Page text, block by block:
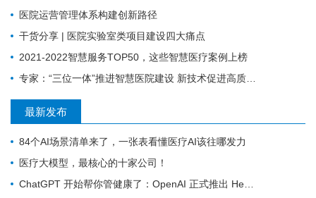
医院运营管理体系构建创新路径
干货分享 | 医院实验室类项目建设四大痛点
2021-2022智慧服务TOP50，这些智慧医疗案例上榜
专家：“三位一体”推进智慧医院建设 新技术促进高质量发展
最新发布
84个AI场景清单来了，一张表看懂医疗AI该往哪发力
医疗大模型，最核心的十家公司！
ChatGPT 开始帮你管健康了：OpenAI 正式推出 Health 功能，AI 进入医疗意味着什么？